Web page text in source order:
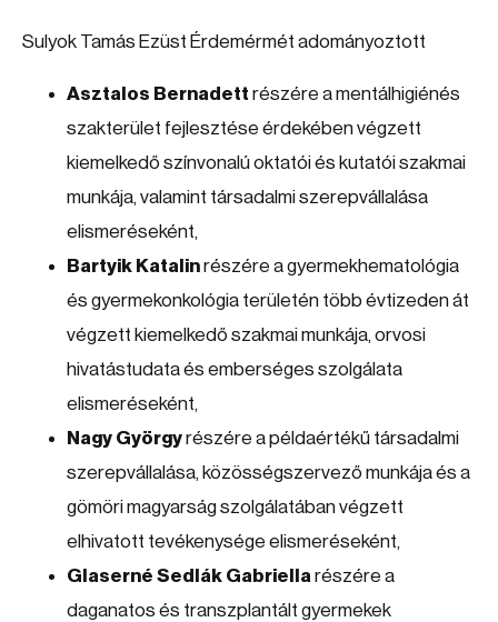
Sulyok Tamás Ezüst Érdemérmét adományoztott
Asztalos Bernadett részére a mentálhigiénés
szakterület fejlesztése érdekében végzett
kiemelkedő színvonalú oktatói és kutatói szakmai
munkája, valamint társadalmi szerepvállalása
elismeréseként,
Bartyik Katalinrészére a gyermekhematológia
és gyermekonkológia területén több évtizeden át
végzett kiemelkedő szakmai munkája, orvosi
hivatástudata és emberséges szolgálata
elismeréseként,
Nagy Györgyrészére a példaértékű társadalmi
szerepvállalása, közösségszervező munkája és a
gömöri magyarság szolgálatában végzett
elhivatott tevékenysége elismeréseként,
Glaserné Sedlák Gabriella részére a
daganatos és transzplantált gyermekek